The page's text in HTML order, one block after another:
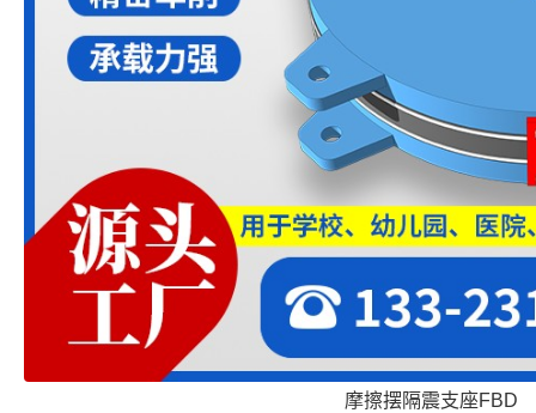
摩擦摆隔震支座FBD